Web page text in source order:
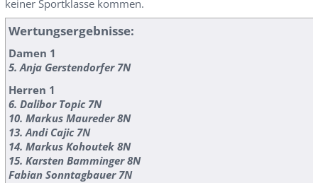
keiner Sportklasse kommen.
Wertungsergebnisse:
Damen 1
5. Anja Gerstendorfer 7N
Herren 1
6. Dalibor Topic 7N
10. Markus Maureder 8N
13. Andi Cajic 7N
14. Markus Kohoutek 8N
15. Karsten Bamminger 8N
Fabian Sonntagbauer 7N